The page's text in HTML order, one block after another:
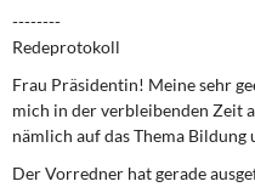
Öffentliche Infrastruktur
Eurokrise und
--------
Redeprotokoll
Frau Präsidentin! Meine sehr
mich in der verbleibenden Zeit
nämlich auf das Thema Bildung
Der Vorredner hat gerade